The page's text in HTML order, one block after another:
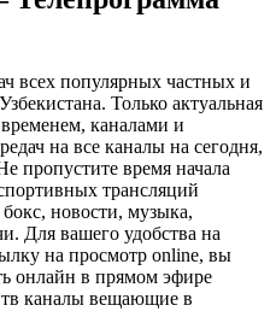
всех популярных частных и
Только актуальная
каналами и
на все каналы на сегодня,
пропустите время начала
трансляций
новости, музыка,
Для вашего удобства на
на просмотр online, вы
онлайн в прямом эфире
каналы вещающие в